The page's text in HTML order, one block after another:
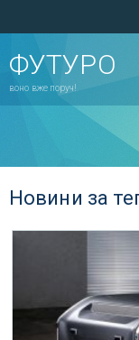
ФУТУРО
воно вже поруч!
Новини за